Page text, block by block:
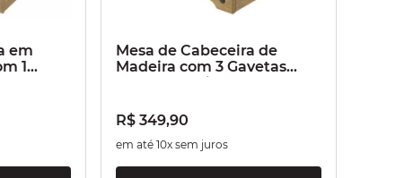
em
1
Mesa de Cabeceira de
Madeira com 3 Gavetas
R$ 349,90
em até10x sem juros